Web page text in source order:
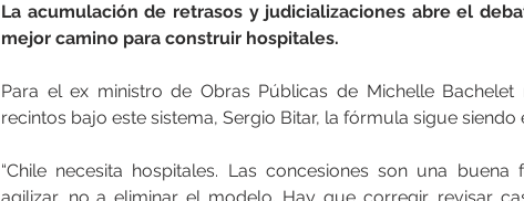
La acumulación de retrasos y judicializaciones abre el
mejor camino para construir hospitales.
Para el ex ministro de Obras Públicas de Michelle
recintos bajo este sistema, Sergio Bitar, la fórmula sigue siendo
“Chile necesita hospitales. Las concesiones son una